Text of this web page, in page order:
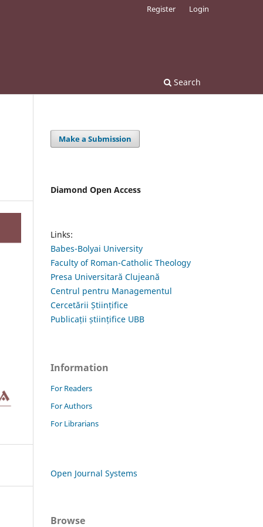
Search
Register Login
Make a Submission
Diamond Open Access
Links:
Babes-Bolyai University
Faculty of Roman-Catholic Theology
Presa Universitară Clujeană
Centrul pentru Managementul
Cercetării Științifice
Publicații științifice UBB
Information
For Readers
For Authors
For Librarians
Open Journal Systems
Browse